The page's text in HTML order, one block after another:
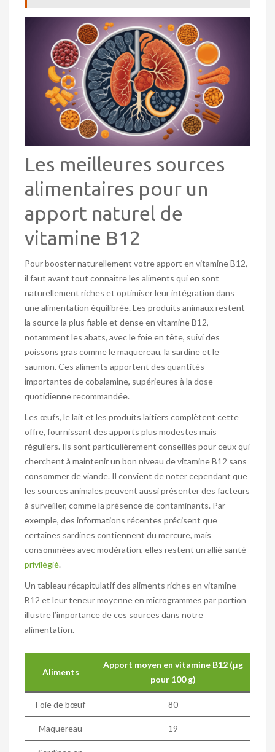
Les meilleures sources
alimentaires pour un
apport naturel de
vitamine B12
Pour booster naturellement votre apport en vitamine B12,
il faut avant tout connaître les aliments qui en sont
naturellement riches et optimiser leur intégration dans
une alimentation équilibrée. Les produits animaux restent
la source la plus fiable et dense en vitamine B12,
notamment les abats, avec le foie en tête, suivi des
poissons gras comme le maquereau, la sardine et le
saumon. Ces aliments apportent des quantités
importantes de cobalamine, supérieures à la dose
quotidienne recommandée.
Les œufs, le lait et les produits laitiers complètent cette
offre, fournissant des apports plus modestes mais
réguliers. Ils sont particulièrement conseillés pour ceux qui
cherchent à maintenir un bon niveau de vitamine B12 sans
consommer de viande. Il convient de noter cependant que
les sources animales peuvent aussi présenter des facteurs
à surveiller, comme la présence de contaminants. Par
exemple, des informations récentes précisent que
certaines sardines contiennent du mercure, mais
consommées avec modération, elles restent un allié santé
privilégié.
Un tableau récapitulatif des aliments riches en vitamine
B12 et leur teneur moyenne en microgrammes par portion
illustre l’importance de ces sources dans notre
alimentation.
Aliments
Apport moyen en vitamine B12 (μg
pour 100 g)
Foie de bœuf 80
Maquereau 19